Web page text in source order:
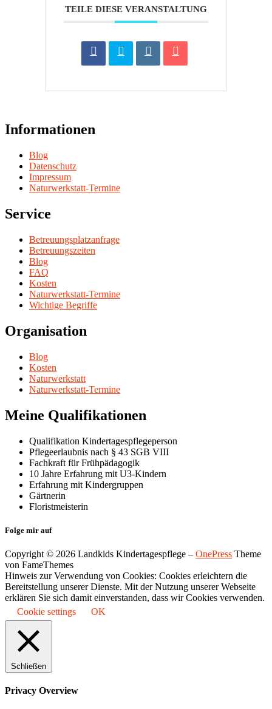
TEILE DIESE VERANSTALTUNG
Informationen
Blog
Datenschutz
Impressum
Naturwerkstatt-Termine
Service
Betreuungsplatzanfrage
Betreuungszeiten
Blog
FAQ
Kosten
Naturwerkstatt-Termine
Wichtige Begriffe
Organisation
Blog
Kosten
Naturwerkstatt
Naturwerkstatt-Termine
Meine Qualifikationen
Qualifikation Kindertagespflegeperson
Pflegeerlaubnis nach § 43 SGB VIII
Fachkraft für Frühpädagogik
10 Jahre Erfahrung mit U3-Kindern
Erfahrung mit Kindergruppen
Gärtnerin
Floristmeisterin
Folge mir auf
Copyright © 2026 Landkids Kindertagespflege – OnePress Theme
von FameThemes
Hinweis zur Verwendung von Cookies: Cookies erleichtern die
Bereitstellung unserer Dienste. Mit der Nutzung unserer Webseite
erklären Sie sich damit einverstanden, dass wir Cookies verwenden.
Cookie settings
OK
Schließen
Privacy Overview